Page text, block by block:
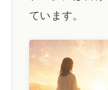
ています。